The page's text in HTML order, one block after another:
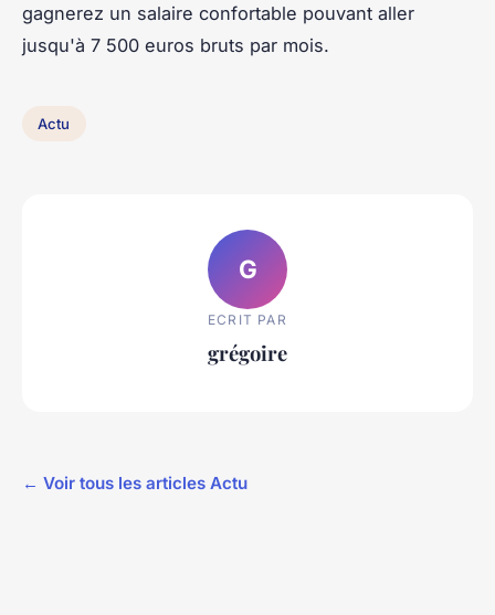
gagnerez un salaire confortable pouvant aller
jusqu'à 7 500 euros bruts par mois.
Actu
G
ECRIT PAR
grégoire
← Voir tous les articles Actu